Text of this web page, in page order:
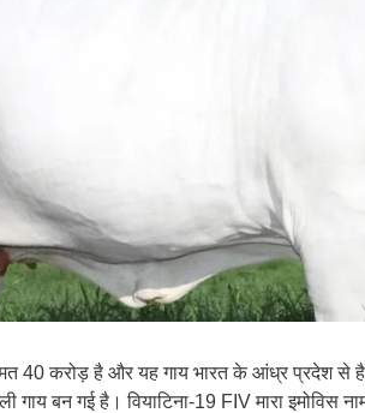
40 करोड़ है और यह गाय भारत के आंध्र प्रदेश से है।
बन गई है। वियाटिना-19 FIV मारा इमोविस